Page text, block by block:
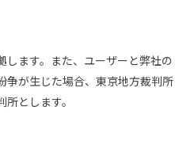
ます。また、ユーザーと弊社の
争が⽣じた場合、東京地⽅裁判所
とします。